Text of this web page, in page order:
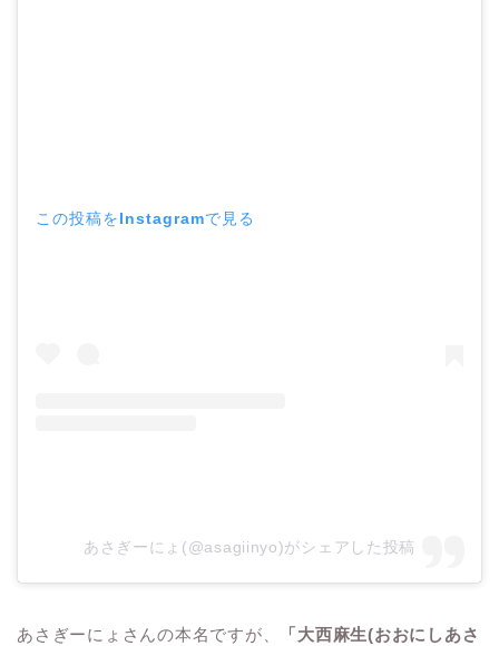
この投稿をInstagramで見る
あさぎーにょ(@asagiinyo)がシェアした投稿
あさぎーにょさんの本名ですが、
「大西麻生(おおにしあさ